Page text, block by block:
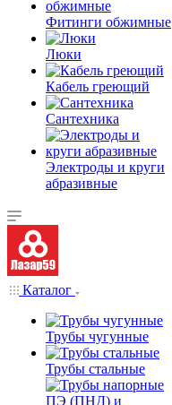
Фитинги обжимные
Люки
Кабель греющий
Сантехника
Электроды и круги
абразивные
Каталог
Трубы чугунные
Трубы стальные